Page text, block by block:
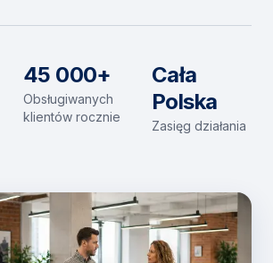
45 000+
Obsługiwanych
klientów rocznie
Cała
Polska
Zasięg działania